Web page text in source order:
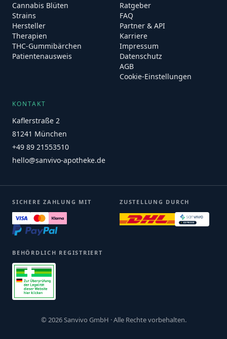
Cannabis Blüten
Strains
Hersteller
Therapien
THC-Gummibärchen
Patientenausweis
Ratgeber
FAQ
Partner & API
Karriere
Impressum
Datenschutz
AGB
Cookie-Einstellungen
KONTAKT
Kaflerstraße 2
81241 München
+49 89 21553510
hello@sanvivo-apotheke.de
SICHERE ZAHLUNG MIT ZUSTELLUNG DURCH
BEHÖRDLICH REGISTRIERT
© 2026 Sanvivo GmbH · Alle Rechte vorbehalten.